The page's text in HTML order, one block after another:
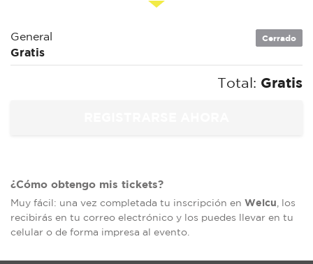
General
Gratis
Cerrado
Total: Gratis
¿Cómo obtengo mis tickets?
Muy fácil: una vez completada tu inscripción en Welcu , los
recibirás en tu correo electrónico y los puedes llevar en tu
celular o de forma impresa al evento.